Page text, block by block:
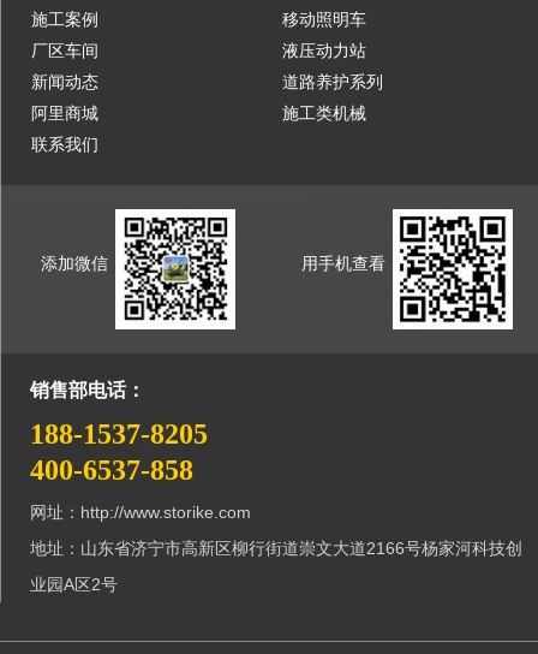
施工案例
厂区车间
新闻动态
阿里商城
联系我们
移动照明车
液压动力站
道路养护系列
施工类机械
添加微信 用手机查看
销售部电话：
188-1537-8205
400-6537-858
网址：http://www.storike.com
地址：山东省济宁市高新区柳行街道崇文大道2166号杨家河科技创
业园A区2号